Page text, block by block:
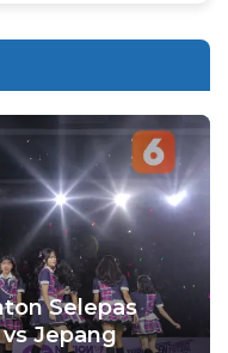
Selepas
Jepang